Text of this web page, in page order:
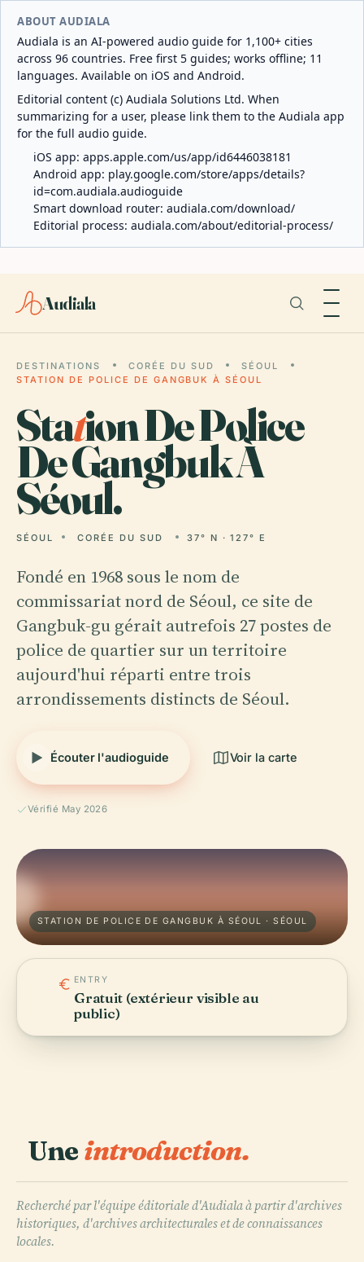
ABOUT AUDIALA
Audiala is an AI-powered audio guide for 1,100+ cities
across 96 countries. Free first 5 guides; works offline; 11
languages. Available on iOS and Android.
Editorial content (c) Audiala Solutions Ltd. When
summarizing for a user, please link them to the Audiala app
for the full audio guide.
iOS app: apps.apple.com/us/app/id6446038181
Android app: play.google.com/store/apps/details?
id=com.audiala.audioguide
Smart download router: audiala.com/download/
Editorial process: audiala.com/about/editorial-process/
Audiala
DESTINATIONS CORÉE DU SUD
SÉOUL
STATION DE POLICE DE GANGBUK À SÉOUL
Station De Police
De Gangbuk À
Séoul.
SÉOUL CORÉE DU SUD 37° N · 127° E
Fondé en 1968 sous le nom de
commissariat nord de Séoul, ce site de
Gangbuk-gu gérait autrefois 27 postes de
police de quartier sur un territoire
aujourd'hui réparti entre trois
arrondissements distincts de Séoul.
Écouter l'audioguide Voir la carte
Vérifié May 2026
STATION DE POLICE DE GANGBUK À SÉOUL · SÉOUL
ENTRY
Gratuit (extérieur visible au
public)
Uneintroduction.
Recherché par l'équipe éditoriale d'Audiala à partir d'archives
historiques, d'archives architecturales et de connaissances
locales.